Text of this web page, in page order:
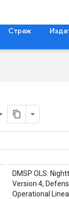
Страж
DMSP OLS:
Version 4,
Operational